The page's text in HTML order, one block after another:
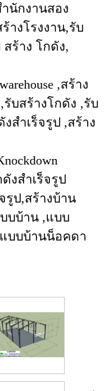
ำนักงานสอง
างโรงงาน,รับ
ร้าง โกดัง,
,สร้าง
บสร้างโกดัง ,รับ
สำเร็จรูป ,สร้าง
ดังสำเร็จรูป
รูป,สร้างบ้าน
บบ้าน ,แบบ
บบบ้านน็อคดา